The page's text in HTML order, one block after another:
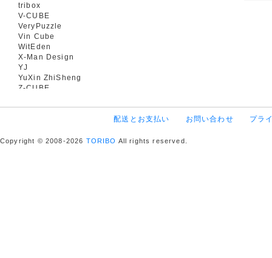
tribox
V-CUBE
VeryPuzzle
Vin Cube
WitEden
X-Man Design
YJ
YuXin ZhiSheng
Z-CUBE
配送とお支払い お問い合わせ プラ
Copyright © 2008-2026 TORIBO All rights reserved.